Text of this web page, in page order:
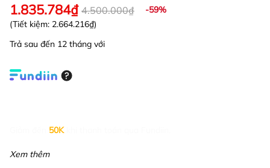
1.835.784₫ 4.500.000₫
-59%
(Tiết kiệm: 2.664.216₫)
Trả sau đến 12 tháng với
50K
Xem thêm